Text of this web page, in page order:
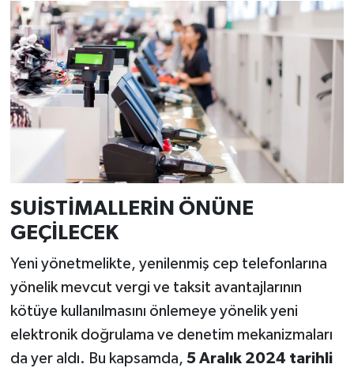
SUİSTİMALLERİN ÖNÜNE
GEÇİLECEK
Yeni yönetmelikte, yenilenmiş cep telefonlarına
yönelik mevcut vergi ve taksit avantajlarının
kötüye kullanılmasını önlemeye yönelik yeni
elektronik doğrulama ve denetim mekanizmaları
da yer aldı. Bu kapsamda, 5 Aralık 2024 tarihli